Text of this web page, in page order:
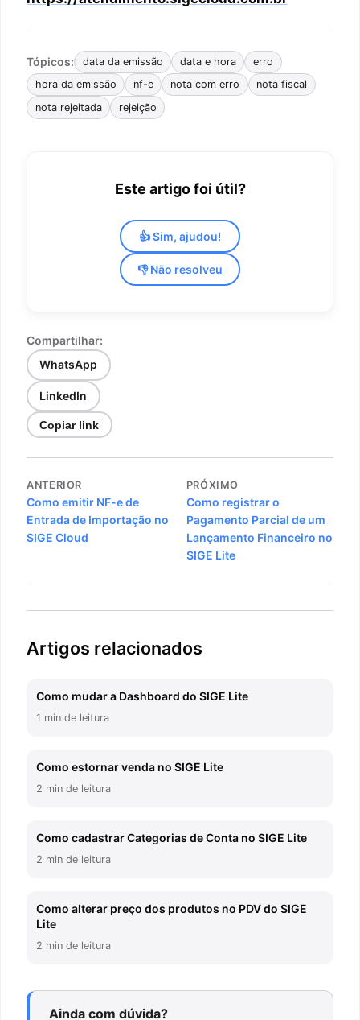
Tópicos: data da emissão data e hora
erro
hora da emissão
nf-e nota com erro
nota fiscal
nota rejeitada
rejeição
Este artigo foi útil?
👍 Sim, ajudou!
👎 Não resolveu
Compartilhar:
WhatsApp
LinkedIn
Copiar link
de
Post
ANTERIOR
Como emitir NF-e de
Entrada de Importação no
SIGE Cloud
PRÓXIMO
Como registrar o
Pagamento Parcial de um
Lançamento Financeiro no
SIGE Lite
Artigos relacionados
Como mudar a Dashboard do SIGE Lite
1 min de leitura
Como estornar venda no SIGE Lite
2 min de leitura
Como cadastrar Categorias de Conta no SIGE Lite
2 min de leitura
Como alterar preço dos produtos no PDV do SIGE
Lite
2 min de leitura
Ainda com dúvida?